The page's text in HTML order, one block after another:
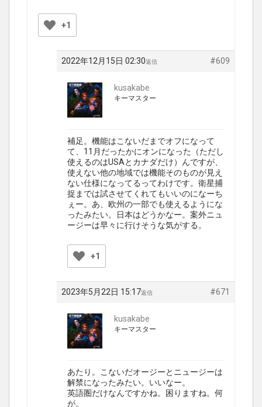
+1
2022年12月15日 02:30 #609
返信
kusakabe
キーマスター
補足。機能はこないだまでオフになって
て、11月だったかにオンになった（ただし
使えるのはUSAとカナダだけ）んですが、
使えない他の地域では機能そのものが見え
ない仕様になってるってわけです。衛星捕
捉までは試させてくれてもいいのになーち
ぇー。あ、欧州の一部でも使えるようにな
ったみたい。日本はどうかなー。案外ニュ
ージーは早々に行けそうな気がする。
+1
2023年5月22日 15:17 #671
返信
kusakabe
キーマスター
あたり。こないだオージーとニュージーは
解禁になったみたい。いいなー。
英語圏だけなんですかね。困りますね。何
が。